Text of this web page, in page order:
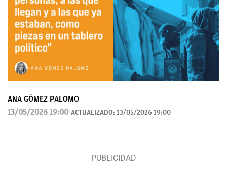
ANA GÓMEZ PALOMO
13/05/2026 19:00 ACTUALIZADO: 13/05/2026 19:00